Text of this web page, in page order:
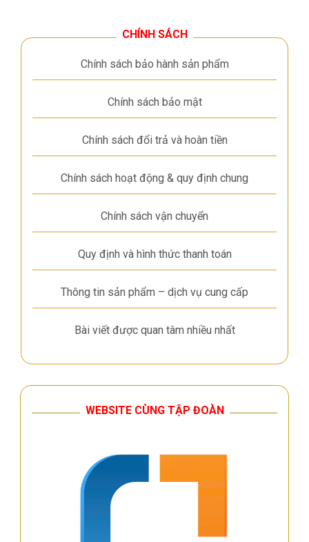
CHÍNH SÁCH
Chính sách bảo hành sản phẩm
Chính sách bảo mật
Chính sách đổi trả và hoàn tiền
Chính sách hoạt động & quy định chung
Chính sách vận chuyển
Quy định và hình thức thanh toán
Thông tin sản phẩm – dịch vụ cung cấp
Bài viết được quan tâm nhiều nhất
WEBSITE CÙNG TẬP ĐOÀN